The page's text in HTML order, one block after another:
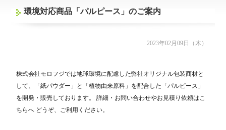
環境対応商品「パルピース」のご案内
2023年02月09日（木）
株式会社モロフジでは地球環境に配慮した弊社オリジナル包装商材と
して、「紙パウダー」と「植物由来原料」を配合した「パルピース」
を開発・販売しております。 詳細・お問い合わせやお見積り依頼はこ
ちらへ どうぞ、ご利用ください。